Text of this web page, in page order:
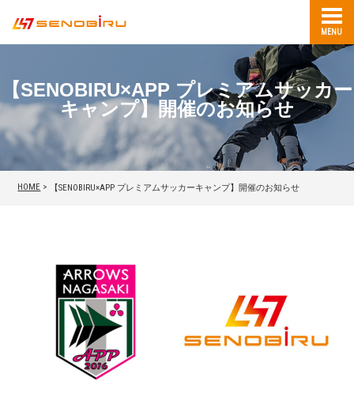
MENU
【SENOBIRU×APP プレミアムサッカー
キャンプ】開催のお知らせ
HOME > 【SENOBIRU×APP プレミアムサッカーキャンプ】開催のお知らせ